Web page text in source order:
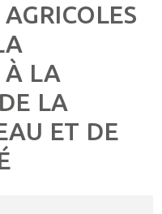
À LA
LA
ET DE